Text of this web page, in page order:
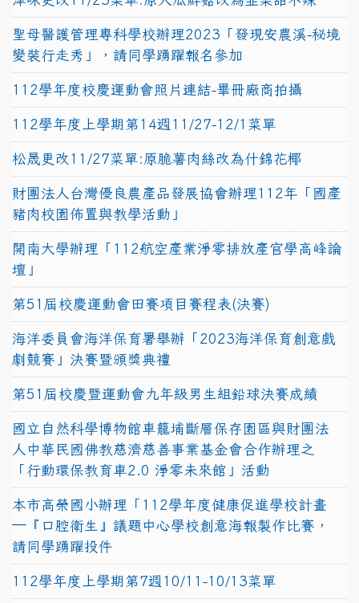
聖母醫護管理專科學校辦理2023「發現安農溪-秘境
變裝行走秀」，請同學踴躍報名參加
112學年度校慶運動會照片連結-畢冊廠商拍攝
112學年度上學期第14週11/27-12/1菜單
松晟更改11/27菜單:原脆薯肉絲改為什錦花椰
財團法人台灣優良農產品發展協會辦理112年「國產
豬肉校園佈置與教學活動」
開南大學辦理「112航空產業淨零排放產官學高峰論
壇」
第51屆校慶運動會田賽項目賽程表(決賽)
海洋委員會海洋保育署舉辦「2023海洋保育創意戲
劇競賽」決賽暨頒獎典禮
第51屆校慶暨運動會九年級男生組鉛球決賽成績
國立自然科學博物館車籠埔斷層保存園區與財團法
人中華民國佛教慈濟慈善事業基金會合作辦理之
「行動環保教育車2.0 淨零未來館」活動
本市高榮國小辦理「112學年度健康促進學校計畫
─『口腔衛生』議題中心學校創意海報製作比賽，
請同學踴躍投件
112學年度上學期第7週10/11-10/13菜單